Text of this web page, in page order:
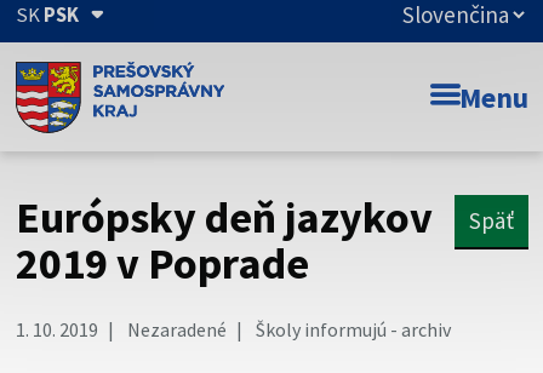
SKPSK
Doména psk.sk je oficiálna
Toto je oficiálna webová stránka Prešovského
Táto stránka je zabezpečená
cez zabezpečenú webovú stránku. Zabezpečená stránka
vždy začína https:// pred názvom domény webového sídla.
Menu
Európsky deň jazykov
2019 v Poprade
Späť
1. 10. 2019 Nezaradené Školy informujú - archiv